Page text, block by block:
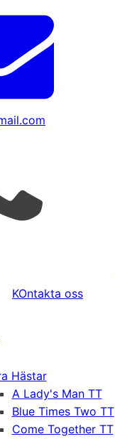
KOntakta oss
Hästar
A Lady's Man TT
Blue Times Two TT
Come Together TT